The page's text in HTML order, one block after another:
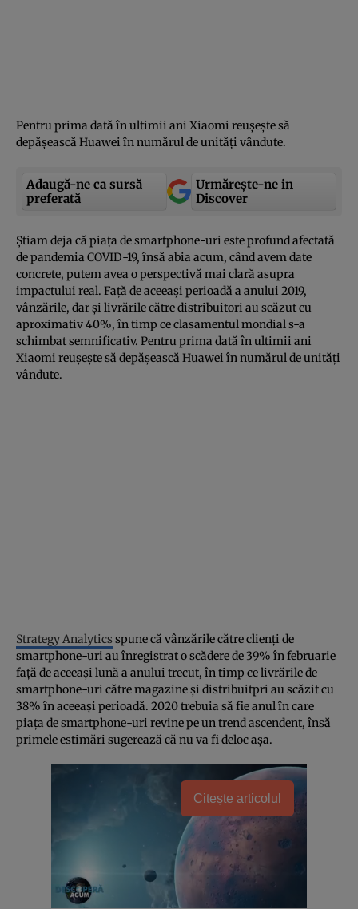
Pentru prima dată în ultimii ani Xiaomi reuşeşte să
depăşească Huawei în numărul de unităţi vândute.
Adaugă-ne ca sursă
preferată
Urmărește-ne in
Discover
Ştiam deja că piaţa de smartphone-uri este profund afectată
de pandemia COVID-19, însă abia acum, când avem date
concrete, putem avea o perspectivă mai clară asupra
impactului real. Faţă de aceeaşi perioadă a anului 2019,
vânzările, dar şi livrările către distribuitori au scăzut cu
aproximativ 40%, în timp ce clasamentul mondial s-a
schimbat semnificativ. Pentru prima dată în ultimii ani
Xiaomi reuşeşte să depăşească Huawei în numărul de unităţi
vândute.
Strategy Analytics spune că vânzările către clienţi de
smartphone-uri au înregistrat o scădere de 39% în februarie
faţă de aceeaşi lună a anului trecut, în timp ce livrările de
smartphone-uri către magazine şi distribuitpri au scăzit cu
38% în aceeaşi perioadă. 2020 trebuia să fie anul în care
piaţa de smartphone-uri revine pe un trend ascendent, însă
primele estimări sugerează că nu va fi deloc aşa.
Citește articolul